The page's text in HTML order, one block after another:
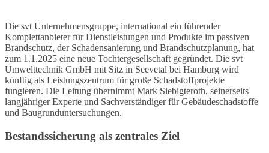
Die svt Unternehmensgruppe, international ein führender
Komplettanbieter für Dienstleistungen und Produkte im passiven
Brandschutz, der Schadensanierung und Brandschutzplanung, hat
zum 1.1.2025 eine neue Tochtergesellschaft gegründet. Die svt
Umwelttechnik GmbH mit Sitz in Seevetal bei Hamburg wird
künftig als Leistungszentrum für große Schadstoffprojekte
fungieren. Die Leitung übernimmt Mark Siebigteroth, seinerseits
langjähriger Experte und Sachverständiger für Gebäudeschadstoffe
und Baugrunduntersuchungen.
Bestandssicherung als zentrales Ziel